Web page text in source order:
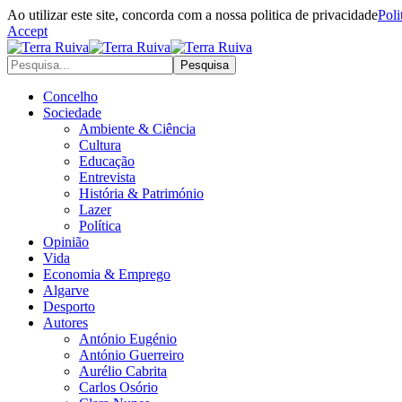
Ao utilizar este site, concorda com a nossa politica de privacidade
Accept
Concelho
Sociedade
Ambiente & Ciência
Cultura
Educação
Entrevista
História & Património
Lazer
Política
Opinião
Vida
Economia & Emprego
Algarve
Desporto
Autores
António Eugénio
António Guerreiro
Aurélio Cabrita
Carlos Osório